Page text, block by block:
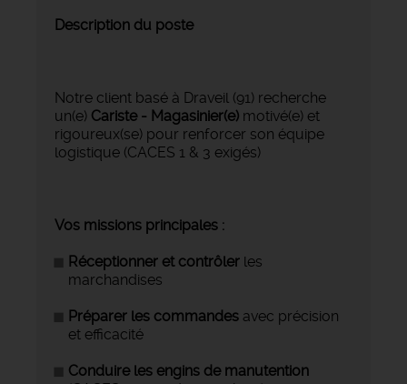
Description du poste
Notre client basé à Draveil (91) recherche
un(e) Cariste - Magasinier(e) motivé(e) et
rigoureux(se) pour renforcer son équipe
logistique (CACES 1 & 3 exigés)
Vos missions principales :
Réceptionner et contrôler les
marchandises
Préparer les commandes avec précision
et efficacité
Conduire les engins de manutention